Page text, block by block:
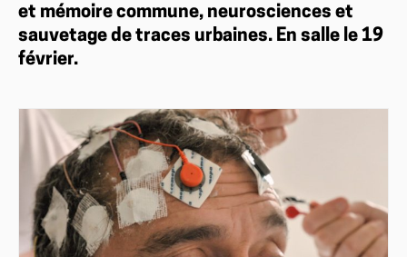
et mémoire commune, neurosciences et
sauvetage de traces urbaines. En salle le 19
février.